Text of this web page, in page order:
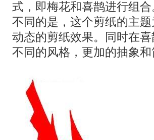
式，即梅花和喜鹊进行组
不同的是，这个剪纸的主
动态的剪纸效果。同时在
不同的风格，更加的抽象